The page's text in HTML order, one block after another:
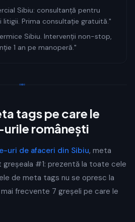
Sibiu: consultanță pentru
litigii. Prima consultație gratuită."
Sibiu. Intervenții non-stop,
1 an pe manoperă."
tags pe care le
românești
uri de afaceri din Sibiu, meta
#1: prezentă la toate cele
de meta tags nu se opresc la
frecvente 7 greșeli pe care le